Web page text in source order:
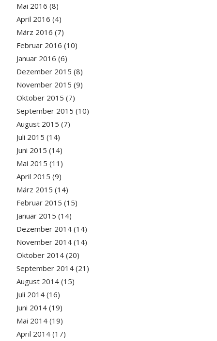
Mai 2016 (8)
April 2016 (4)
März 2016 (7)
Februar 2016 (10)
Januar 2016 (6)
Dezember 2015 (8)
November 2015 (9)
Oktober 2015 (7)
September 2015 (10)
August 2015 (7)
Juli 2015 (14)
Juni 2015 (14)
Mai 2015 (11)
April 2015 (9)
März 2015 (14)
Februar 2015 (15)
Januar 2015 (14)
Dezember 2014(14)
November 2014(14)
Oktober 2014(20)
September 2014(21)
August 2014(15)
Juli 2014(16)
Juni 2014(19)
Mai 2014(19)
April 2014(17)